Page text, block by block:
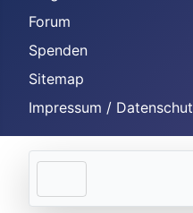
Forum
Spenden
Sitemap
Impressum /